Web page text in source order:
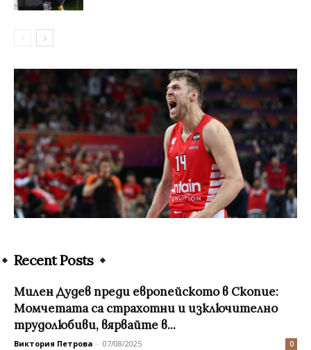
Recent Posts
Милен Дудев преди европейското в Скопие:
Момчетата са страхотни и изключително
трудолюбиви, вярвайте в...
Виктория Петрова - 07/08/2025 0